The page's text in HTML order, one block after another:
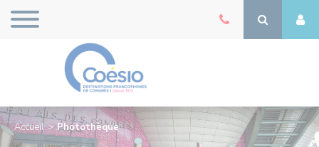
Accueil Photothèque